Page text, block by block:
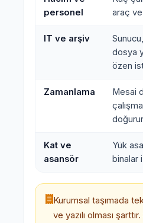
personel
araç
IT ve arşiv
dosya
özen
Zamanlama
Mesai
Kat ve
asansör
Yük
binalar
Kurumsal taşımada
ve yazılı olması